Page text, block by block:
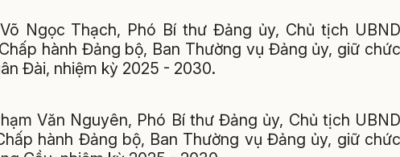
Ngọc Thạch, Phó Bí thư Đảng ủy, Chủ tịch UBND
hành Đảng bộ, Ban Thường vụ Đảng ủy, giữ chức
Đài, nhiệm kỳ 2025 - 2030.
Văn Nguyên, Phó Bí thư Đảng ủy, Chủ tịch UBND
hành Đảng bộ, Ban Thường vụ Đảng ủy, giữ chức